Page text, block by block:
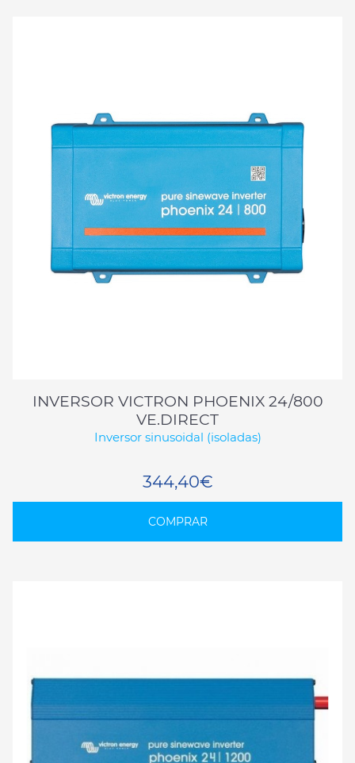
INVERSOR VICTRON PHOENIX 24/800
VE.DIRECT
Inversor sinusoidal (isoladas)
344,40€
COMPRAR